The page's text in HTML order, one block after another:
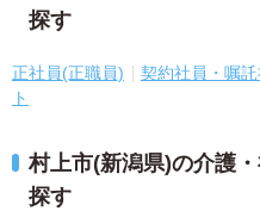
探す
正社員(正職員) 契約社員・嘱託
ト
村上市(新潟県)の介護
探す